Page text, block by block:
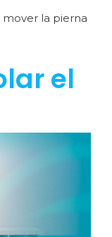
la pierna
el